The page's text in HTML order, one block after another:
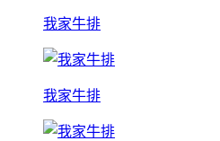
我家牛排
我家牛排